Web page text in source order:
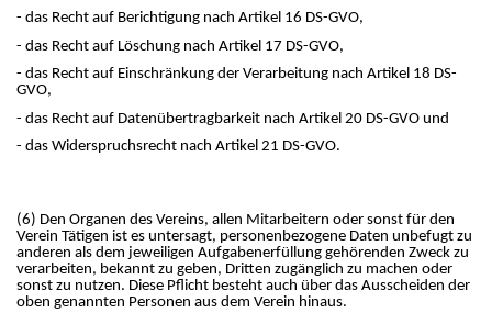
- das Recht auf Berichtigung nach Artikel 16 DS-GVO,
- das Recht auf Löschung nach Artikel 17 DS-GVO,
- das Recht auf Einschränkung der Verarbeitung nach Artikel 18 DS-
GVO,
- das Recht auf Datenübertragbarkeit nach Artikel 20 DS-GVO und
- das Widerspruchsrecht nach Artikel 21 DS-GVO.
(6) Den Organen des Vereins, allen Mitarbeitern oder sonst für den
Verein Tätigen ist es untersagt, personenbezogene Daten unbefugt zu
anderen als dem jeweiligen Aufgabenerfüllung gehörenden Zweck zu
verarbeiten, bekannt zu geben, Dritten zugänglich zu machen oder
sonst zu nutzen. Diese Pflicht besteht auch über das Ausscheiden der
oben genannten Personen aus dem Verein hinaus.